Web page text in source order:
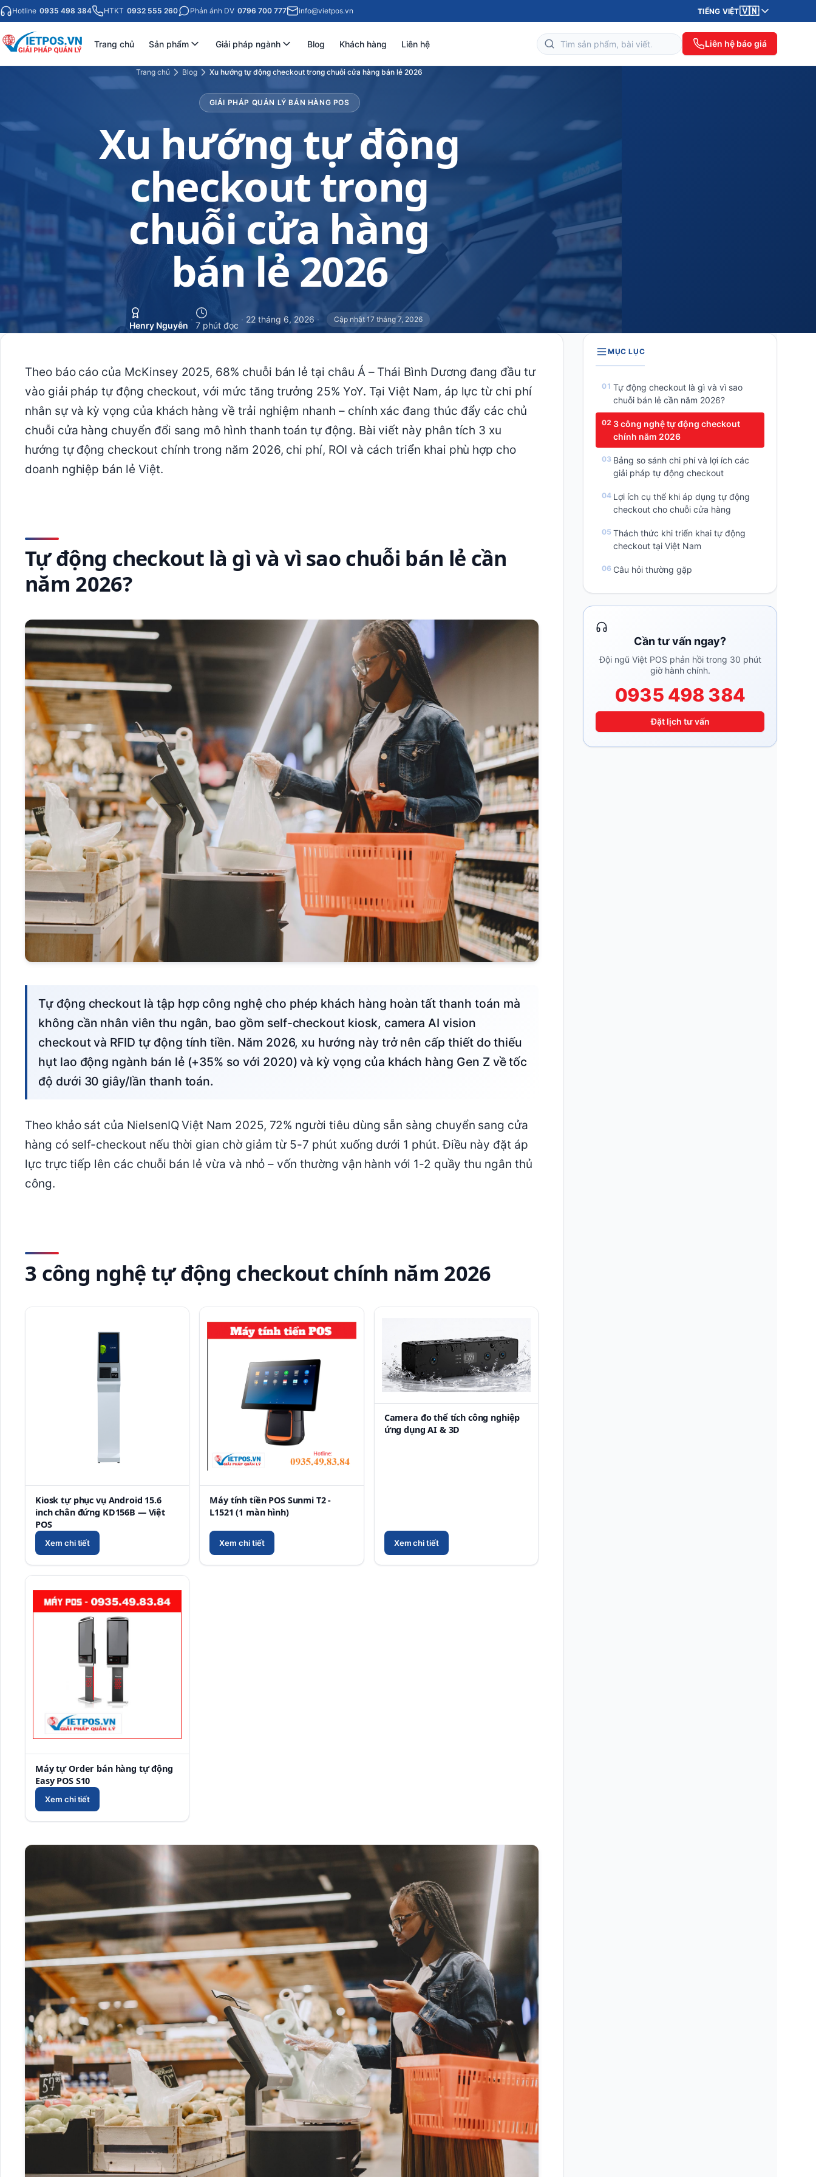
Hotline 0935 498 384 HTKT 0932 555 260 Phản ánh DV 0796 700 777 info@vietpos.vn TIẾNG VIỆT🇻🇳
Trang chủ Sản phẩm Giải pháp ngành Blog Khách hàng Liên hệ Liên hệ báo giá
Trang chủ Blog Xu hướng tự động checkout trong chuỗi cửa hàng bán lẻ 2026
GIẢI PHÁP QUẢN LÝ BÁN HÀNG POS
Xu hướng tự động
checkout trong
chuỗi cửa hàng
bán lẻ 2026
Henry Nguyễn
·
7 phút đọc
· 22 tháng 6, 2026 · Cập nhật 17 tháng 7, 2026
Theo báo cáo của McKinsey 2025, 68% chuỗi bán lẻ tại châu Á – Thái Bình Dương đang đầu tư
vào giải pháp tự động checkout, với mức tăng trưởng 25% YoY. Tại Việt Nam, áp lực từ chi phí
nhân sự và kỳ vọng của khách hàng về trải nghiệm nhanh – chính xác đang thúc đẩy các chủ
chuỗi cửa hàng chuyển đổi sang mô hình thanh toán tự động. Bài viết này phân tích 3 xu
hướng tự động checkout chính trong năm 2026, chi phí, ROI và cách triển khai phù hợp cho
doanh nghiệp bán lẻ Việt.
Tự động checkout là gì và vì sao chuỗi bán lẻ cần
năm 2026?
Tự động checkout là tập hợp công nghệ cho phép khách hàng hoàn tất thanh toán mà
không cần nhân viên thu ngân, bao gồm self-checkout kiosk, camera AI vision
checkout và RFID tự động tính tiền. Năm 2026, xu hướng này trở nên cấp thiết do thiếu
hụt lao động ngành bán lẻ (+35% so với 2020) và kỳ vọng của khách hàng Gen Z về tốc
độ dưới 30 giây/lần thanh toán.
Theo khảo sát của NielsenIQ Việt Nam 2025, 72% người tiêu dùng sẵn sàng chuyển sang cửa
hàng có self-checkout nếu thời gian chờ giảm từ 5-7 phút xuống dưới 1 phút. Điều này đặt áp
lực trực tiếp lên các chuỗi bán lẻ vừa và nhỏ – vốn thường vận hành với 1-2 quầy thu ngân thủ
công.
3 công nghệ tự động checkout chính năm 2026
Kiosk tự phục vụ Android 15.6
inch chân đứng KD156B — Việt
POS
Xem chi tiết
Máy tính tiền POS Sunmi T2 -
L1521 (1 màn hình)
Xem chi tiết
Camera đo thể tích công nghiệp
ứng dụng AI & 3D
Xem chi tiết
Máy tự Order bán hàng tự động
Easy POS S10
Xem chi tiết
MỤC LỤC
Tự động checkout là gì và vì sao
chuỗi bán lẻ cần năm 2026?
3 công nghệ tự động checkout
chính năm 2026
Bảng so sánh chi phí và lợi ích các
giải pháp tự động checkout
Lợi ích cụ thể khi áp dụng tự động
checkout cho chuỗi cửa hàng
Thách thức khi triển khai tự động
checkout tại Việt Nam
Câu hỏi thường gặp
Cần tư vấn ngay?
Đội ngũ Việt POS phản hồi trong 30 phút
giờ hành chính.
0935 498 384
Đặt lịch tư vấn